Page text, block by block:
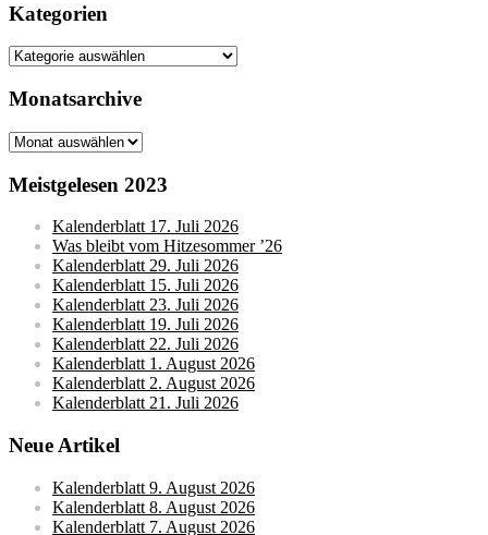
Kategorien
Kategorien
Monatsarchive
Monatsarchive
Meistgelesen 2023
Kalenderblatt 17. Juli 2026
Was bleibt vom Hitzesommer ’26
Kalenderblatt 29. Juli 2026
Kalenderblatt 15. Juli 2026
Kalenderblatt 23. Juli 2026
Kalenderblatt 19. Juli 2026
Kalenderblatt 22. Juli 2026
Kalenderblatt 1. August 2026
Kalenderblatt 2. August 2026
Kalenderblatt 21. Juli 2026
Neue Artikel
Kalenderblatt 9. August 2026
Kalenderblatt 8. August 2026
Kalenderblatt 7. August 2026